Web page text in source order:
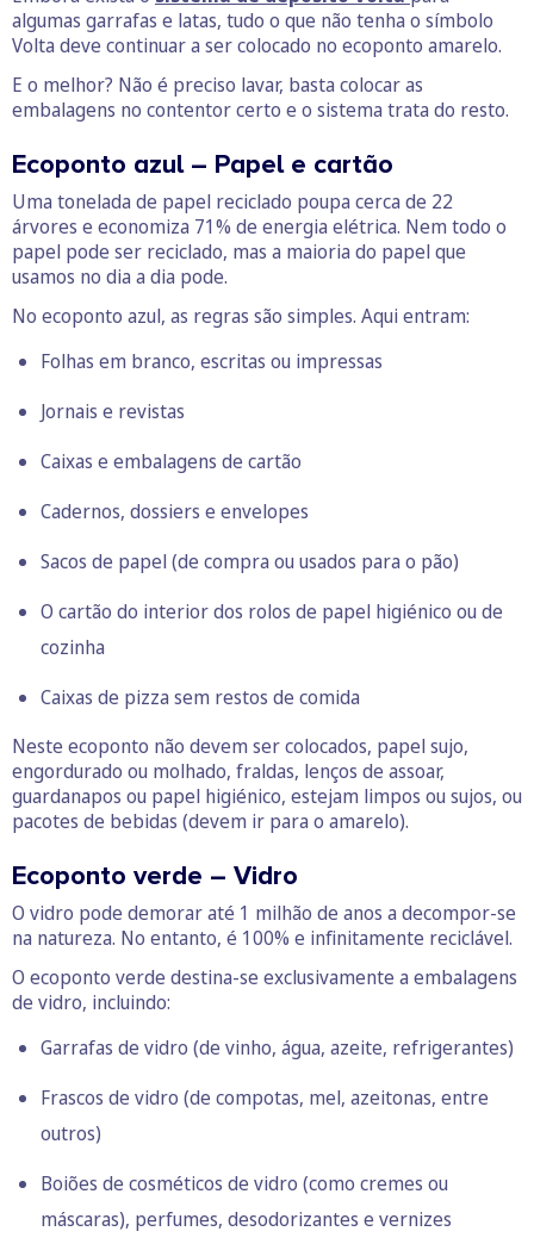
algumas garrafas e latas, tudo o que não tenha o símbolo
Volta deve continuar a ser colocado no ecoponto amarelo.
E o melhor? Não é preciso lavar, basta colocar as
embalagens no contentor certo e o sistema trata do resto.
Ecoponto azul – Papel e cartão
Uma tonelada de papel reciclado poupa cerca de 22
árvores e economiza 71% de energia elétrica. Nem todo o
papel pode ser reciclado, mas a maioria do papel que
usamos no dia a dia pode.
No ecoponto azul, as regras são simples. Aqui entram:
Folhas em branco, escritas ou impressas
Jornais e revistas
Caixas e embalagens de cartão
Cadernos, dossiers e envelopes
Sacos de papel (de compra ou usados para o pão)
O cartão do interior dos rolos de papel higiénico ou de
cozinha
Caixas de pizza sem restos de comida
Neste ecoponto não devem ser colocados, papel sujo,
engordurado ou molhado, fraldas, lenços de assoar,
guardanapos ou papel higiénico, estejam limpos ou sujos, ou
pacotes de bebidas (devem ir para o amarelo).
Ecoponto verde – Vidro
O vidro pode demorar até 1 milhão de anos a decompor-se
na natureza. No entanto, é 100% e infinitamente reciclável.
O ecoponto verde destina-se exclusivamente a embalagens
de vidro, incluindo:
Garrafas de vidro (de vinho, água, azeite, refrigerantes)
Frascos de vidro (de compotas, mel, azeitonas, entre
outros)
Boiões de cosméticos de vidro (como cremes ou
máscaras), perfumes, desodorizantes e vernizes